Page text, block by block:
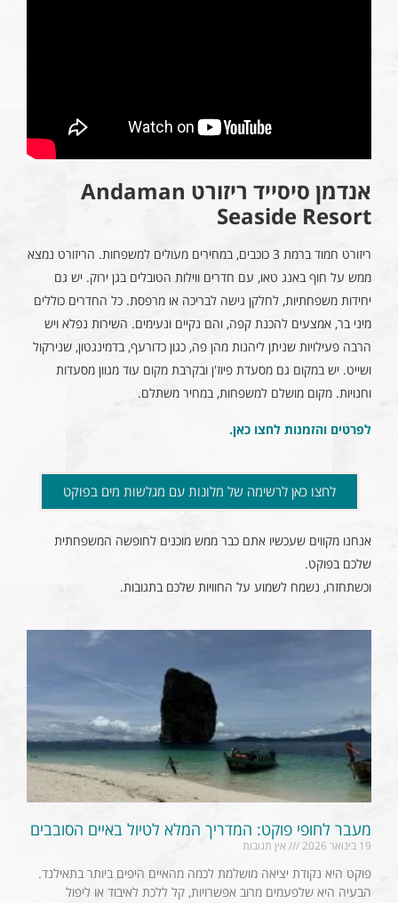
אנדמן סיסייד ריזורט Andaman
Seaside Resort
ריזורט חמוד ברמת 3 כוכבים, במחירים מעולים למשפחות. הריזורט נמצא
ממש על חוף באנג טאו, עם חדרים ווילות הטובלים בגן ירוק. יש גם
יחידות משפחתיות, לחלקן גישה לבריכה או מרפסת. כל החדרים כוללים
מיני בר, אמצעים להכנת קפה, והם נקיים ונעימים. השירות נפלא ויש
הרבה פעילויות שניתן ליהנות מהן פה, כגון כדורעף, בדמינגטון, שנירקול
ושייט. יש במקום גם מסעדת פיוז'ן ובקרבת מקום עוד מגוון מסעדות
וחנויות. מקום מושלם למשפחות, במחיר משתלם.
לפרטים והזמנות לחצו כאן.
לחצו כאן לרשימה של מלונות עם מגלשות מים בפוקט
אנחנו מקווים שעכשיו אתם כבר ממש מוכנים לחופשה המשפחתית
שלכם בפוקט.
וכשתחזרו, נשמח לשמוע על החוויות שלכם בתגובות.
מעבר לחופי פוקט: המדריך המלא לטיול באיים הסובבים
19 בינואר 2026 אין תגובות
פוקט היא נקודת יציאה מושלמת לכמה מהאיים היפים ביותר בתאילנד.
הבעיה היא שלפעמים מרוב אפשרויות, קל ללכת לאיבוד או ליפול